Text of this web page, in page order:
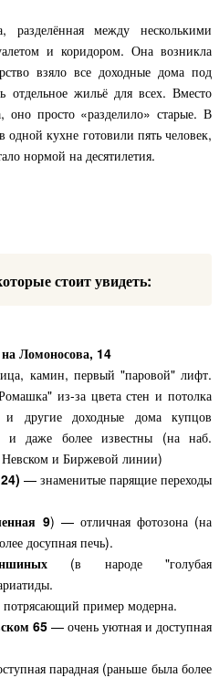
между несколькими
и коридором. Она возникла
взяло все доходные дома под
отдельное жильё для всех. Вместо
оно просто «разделило» старые. В
кухне готовили пять человек,
нормой на десятилетия.
стоит увидеть:
Ломоносова, 14
камин, первый "паровой" лифт.
из-за цвета стен и потолка
и другие доходные дома купцов
и даже более известны (на наб.
и Биржевой линии)
— знаменитые парящие переходы
9) — отличная фотозона (на
досупная печь).
(в народе "голубая
пример модерна.
65 — очень уютная и доступная
парадная (раньше была более